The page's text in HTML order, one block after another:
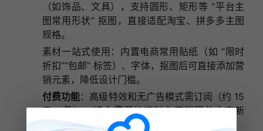
（如饰品、文具），支持圆形、矩形等 “平台主
图常用形状” 抠图，直接适配淘宝、拼多多主图
规格。
素材一站式使用：内置电商常用贴纸（如 “限时
折扣”“包邮” 标签）、字体，抠图后可直接添加营
销元素，降低设计门槛。
付费功能：高级特效和无广告模式需订阅（约 15
元 / 月），适合需要快速制作营销图的电商新
手。